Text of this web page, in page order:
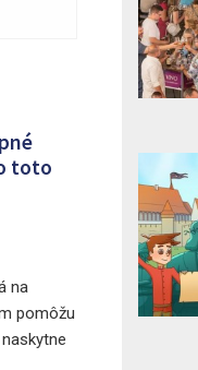
toto
na
pomôžu